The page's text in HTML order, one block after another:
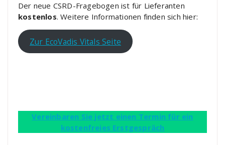
Der neue CSRD-Fragebogen ist für Lieferanten
kostenlos. Weitere Informationen finden sich hier:
Zur EcoVadis Vitals Seite
Vereinbaren Sie jetzt einen Termin für ein
kostenfreies Erstgespräch